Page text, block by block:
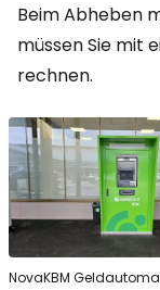
Beim Abheben
müssen Sie mit
rechnen.
NovaKBM